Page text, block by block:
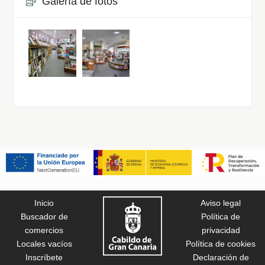
Inicio
Buscador de
comercios
Locales vacíos
Inscríbete
Aviso legal
Política de
privacidad
Política de cookies
Declaración de